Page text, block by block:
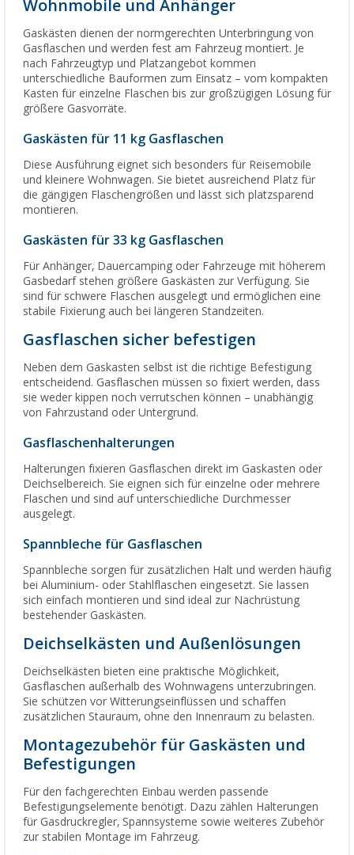
Wohnmobile und Anhänger
Gaskästen dienen der normgerechten Unterbringung von
Gasflaschen und werden fest am Fahrzeug montiert. Je
nach Fahrzeugtyp und Platzangebot kommen
unterschiedliche Bauformen zum Einsatz – vom kompakten
Kasten für einzelne Flaschen bis zur großzügigen Lösung für
größere Gasvorräte.
Gaskästen für 11 kg Gasflaschen
Diese Ausführung eignet sich besonders für Reisemobile
und kleinere Wohnwagen. Sie bietet ausreichend Platz für
die gängigen Flaschengrößen und lässt sich platzsparend
montieren.
Gaskästen für 33 kg Gasflaschen
Für Anhänger, Dauercamping oder Fahrzeuge mit höherem
Gasbedarf stehen größere Gaskästen zur Verfügung. Sie
sind für schwere Flaschen ausgelegt und ermöglichen eine
stabile Fixierung auch bei längeren Standzeiten.
Gasflaschen sicher befestigen
Neben dem Gaskasten selbst ist die richtige Befestigung
entscheidend. Gasflaschen müssen so fixiert werden, dass
sie weder kippen noch verrutschen können – unabhängig
von Fahrzustand oder Untergrund.
Gasflaschenhalterungen
Halterungen fixieren Gasflaschen direkt im Gaskasten oder
Deichselbereich. Sie eignen sich für einzelne oder mehrere
Flaschen und sind auf unterschiedliche Durchmesser
ausgelegt.
Spannbleche für Gasflaschen
Spannbleche sorgen für zusätzlichen Halt und werden häufig
bei Aluminium- oder Stahlflaschen eingesetzt. Sie lassen
sich einfach montieren und sind ideal zur Nachrüstung
bestehender Gaskästen.
Deichselkästen und Außenlösungen
Deichselkästen bieten eine praktische Möglichkeit,
Gasflaschen außerhalb des Wohnwagens unterzubringen.
Sie schützen vor Witterungseinflüssen und schaffen
zusätzlichen Stauraum, ohne den Innenraum zu belasten.
Montagezubehör für Gaskästen und
Befestigungen
Für den fachgerechten Einbau werden passende
Befestigungselemente benötigt. Dazu zählen Halterungen
für Gasdruckregler, Spannsysteme sowie weiteres Zubehör
zur stabilen Montage im Fahrzeug.